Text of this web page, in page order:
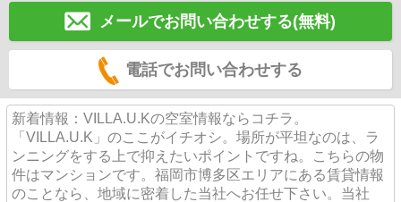
メールでお問い合わせする(無料)
電話でお問い合わせする
新着情報：VILLA.U.Kの空室情報ならコチラ。
「VILLA.U.K」のここがイチオシ。場所が平坦なのは、ラ
ンニングをする上で抑えたいポイントですね。こちらの物
件はマンションです。福岡市博多区エリアにある賃貸情報
のことなら、地域に密着した当社へお任せ下さい。当社